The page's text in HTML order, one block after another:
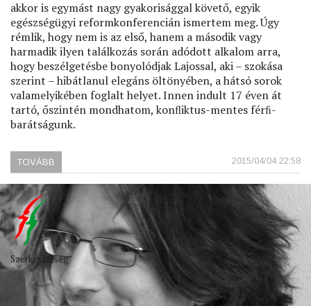
akkor is egymást nagy gyakorisággal követő, egyik
egészségügyi reformkonferencián ismertem meg. Úgy
rémlik, hogy nem is az első, hanem a második vagy
harmadik ilyen találkozás során adódott alkalom arra,
hogy beszélgetésbe bonyolódjak Lajossal, aki – szokása
szerint – hibátlanul elegáns öltönyében, a hátsó sorok
valamelyikében foglalt helyet. Innen indult 17 éven át
tartó, őszintén mondhatom, konﬂiktus-mentes férﬁ-
barátságunk.
2015/04/04 22:58
TOVÁBB
MOLNÁR
LAJOSTÓL)
Szerkesztőség